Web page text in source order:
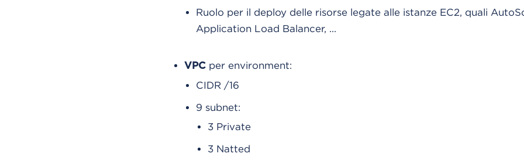
Ruolo per il deploy delle risorse legate alle istanze EC2, quali
Application Load Balancer, ...
VPC per environment:
CIDR /16
9 subnet:
3 Private
3 Natted